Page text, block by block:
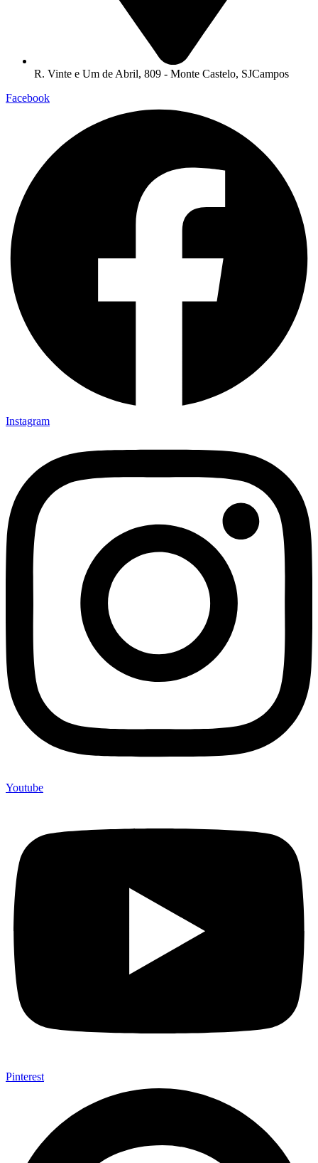
R. Vinte e Um de Abril, 809 - Monte Castelo, SJCampos
Facebook
Instagram
Youtube
Pinterest